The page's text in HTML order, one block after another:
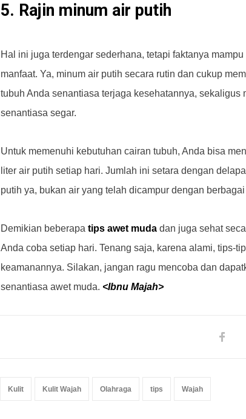
5. Rajin minum air putih
Hal ini juga terdengar sederhana, tetapi faktanya
manfaat. Ya, minum air putih secara rutin dan cukup
tubuh Anda senantiasa terjaga kesehatannya, sekaligus
senantiasa segar.
Untuk memenuhi kebutuhan cairan tubuh, Anda bisa
liter air putih setiap hari. Jumlah ini setara dengan
putih ya, bukan air yang telah dicampur dengan
Demikian beberapa tips awet muda dan juga sehat
Anda coba setiap hari. Tenang saja, karena alami, tips-
keamanannya. Silakan, jangan ragu mencoba dan
senantiasa awet muda. <Ibnu Majah>
Kulit Kulit Wajah Olahraga tips Wajah